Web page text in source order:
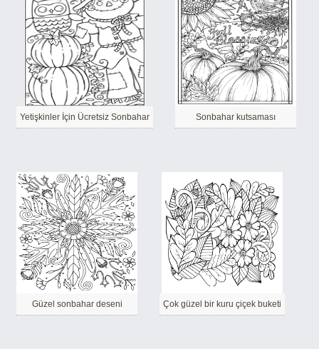
Yetişkinler İçin Ücretsiz Sonbahar Sonbahar kutsaması
Güzel sonbahar deseni Çok güzel bir kuru çiçek buketi